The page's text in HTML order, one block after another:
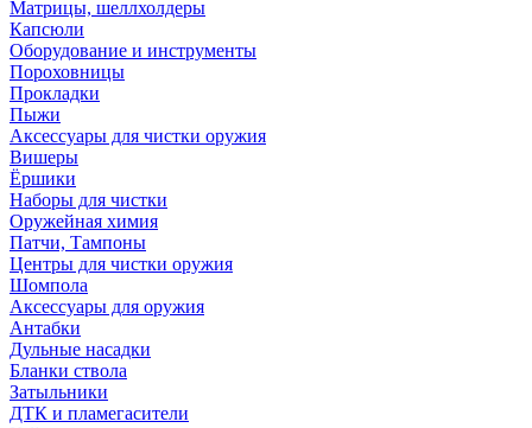
Матрицы, шеллхолдеры
Капсюли
Оборудование и инструменты
Пороховницы
Прокладки
Пыжи
Аксессуары для чистки оружия
Вишеры
Ёршики
Наборы для чистки
Оружейная химия
Патчи, Тампоны
Центры для чистки оружия
Шомпола
Аксессуары для оружия
Антабки
Дульные насадки
Бланки ствола
Затыльники
ДТК и пламегасители